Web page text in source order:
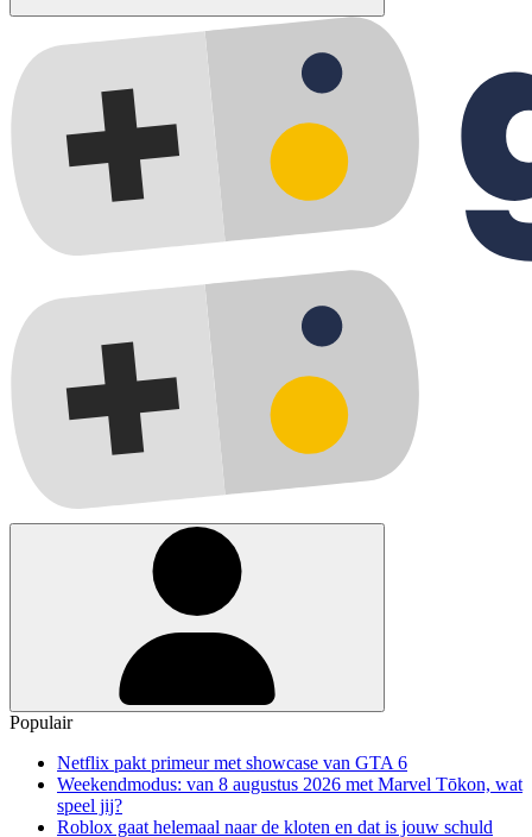
Populair
Netflix pakt primeur met showcase van GTA 6
Weekendmodus: van 8 augustus 2026 met Marvel Tōkon, wat
speel jij?
Roblox gaat helemaal naar de kloten en dat is jouw schuld